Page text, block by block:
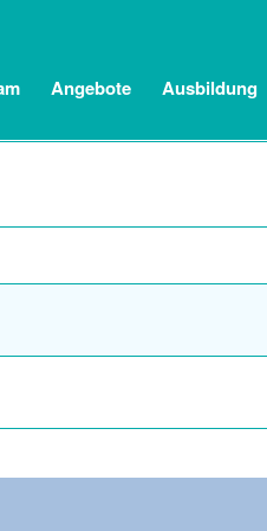
Angebote Ausbildung